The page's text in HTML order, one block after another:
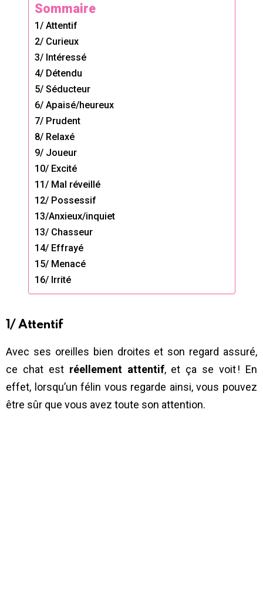
Sommaire
1/ Attentif
2/ Curieux
3/ Intéressé
4/ Détendu
5/ Séducteur
6/ Apaisé/heureux
7/ Prudent
8/ Relaxé
9/ Joueur
10/ Excité
11/ Mal réveillé
12/ Possessif
13/Anxieux/inquiet
13/ Chasseur
14/ Effrayé
15/ Menacé
16/ Irrité
1/ Attentif
Avec ses oreilles bien droites et son regard assuré,
ce chat estréellement attentif, et ça se voit ! En
effet, lorsqu’un félin vous regarde ainsi, vous pouvez
être sûr que vous avez toute son attention.